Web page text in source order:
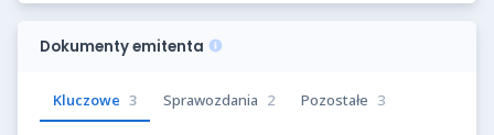
Dokumenty emitenta
Kluczowe 3 Sprawozdania 2 Pozostałe 3